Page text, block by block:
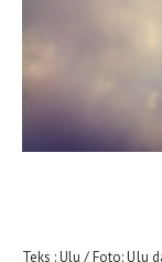
Teks : Ulu / Foto: Ulu